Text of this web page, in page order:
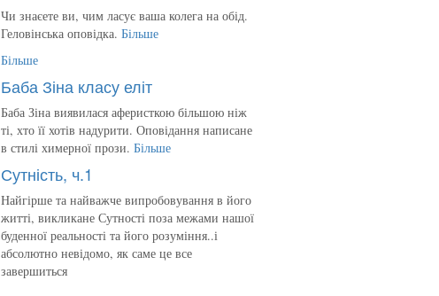
Чи знаєете ви, чим ласує ваша колега на обід.
Геловінська оповідка. Більше
Більше
Баба Зіна класу еліт
Баба Зіна виявилася аферисткою більшою ніж
ті, хто її хотів надурити. Оповідання написане
в стилі химерної прози. Більше
Сутність, ч.1
Найгірше та найважче випробовування в його
житті, викликане Сутності поза межами нашої
буденної реальності та його розуміння..і
абсолютно невідомо, як саме це все
завершиться